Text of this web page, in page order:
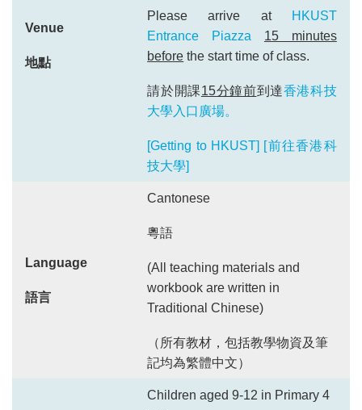
Venue
地點
Please arrive at HKUST
Entrance Piazza
15 minutes
beforethe start time of class.
請於開課15分鐘前到達香港科技
大學入口廣場。
[Getting to HKUST] [前往香港科
技大學]
Language
語言
Cantonese
粵語
(All teaching materials and
workbook are written in
Traditional Chinese)
（所有教材，包括教學物資及筆
記均為繁體中文）
Children aged 9-12 in Primary 4